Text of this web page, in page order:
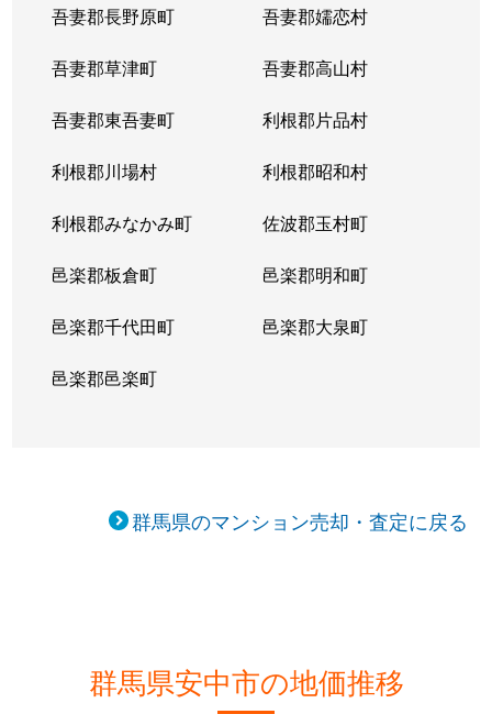
吾妻郡長野原町 吾妻郡嬬恋村
吾妻郡草津町 吾妻郡高山村
吾妻郡東吾妻町 利根郡片品村
利根郡川場村 利根郡昭和村
利根郡みなかみ町 佐波郡玉村町
邑楽郡板倉町 邑楽郡明和町
邑楽郡千代田町 邑楽郡大泉町
邑楽郡邑楽町
群馬県のマンション売却・査定に戻る
群馬県安中市の地価推移